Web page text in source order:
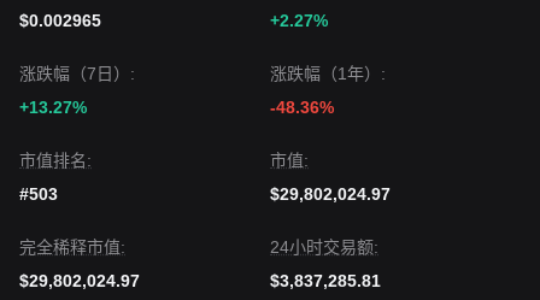
$0.002965
+2.27%
涨跌幅（7日）:
+13.27%
涨跌幅（1年）:
-48.36%
市值排名:
#503
市值:
$29,802,024.97
完全稀释市值:
$29,802,024.97
24小时交易额:
$3,837,285.81